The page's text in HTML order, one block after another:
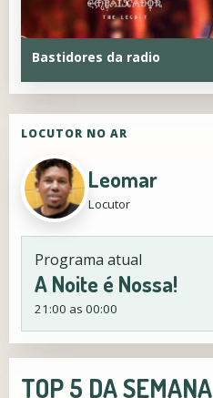
Bastidores da radio
LOCUTOR NO AR
Leomar
Locutor
Programa atual
A Noite é Nossa!
21:00 as 00:00
TOP 5 DA SEMANA